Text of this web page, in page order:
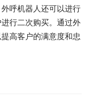
呼机器人还可以进行
行二次购买。通过外
高客户的满意度和忠